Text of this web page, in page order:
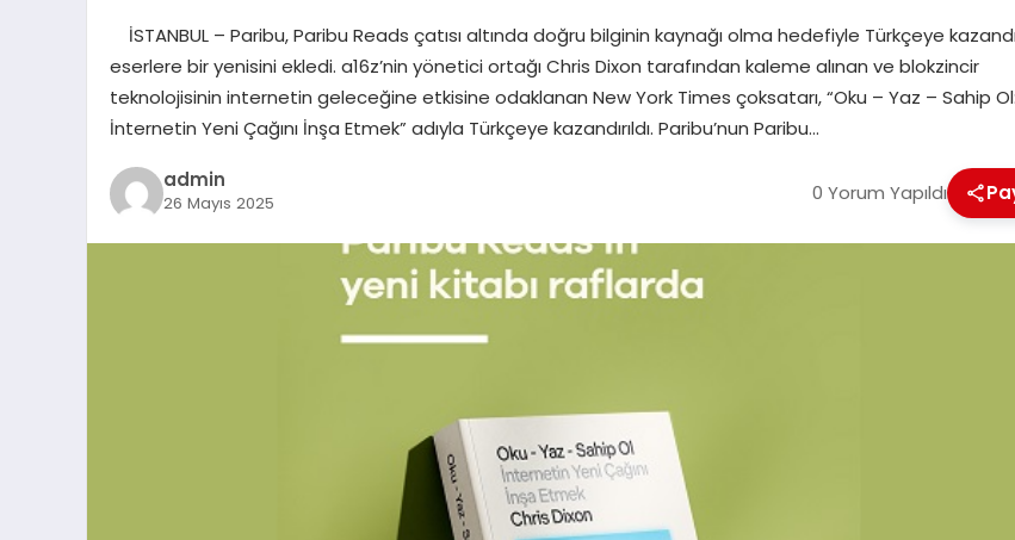
İSTANBUL – Paribu, Paribu Reads çatısı altında doğru bilginin kaynağı olma hedefiyle Türkçeye
eserlere bir yenisini ekledi. a16z’nin yönetici ortağı Chris Dixon tarafından kaleme alınan ve blokzincir
teknolojisinin internetin geleceğine etkisine odaklanan New York Times çoksatarı, “Oku – Yaz – Sahip Ol:
İnternetin Yeni Çağını İnşa Etmek” adıyla Türkçeye kazandırıldı. Paribu’nun Paribu…
admin
26 Mayıs 2025 0 Yorum Yapıldı